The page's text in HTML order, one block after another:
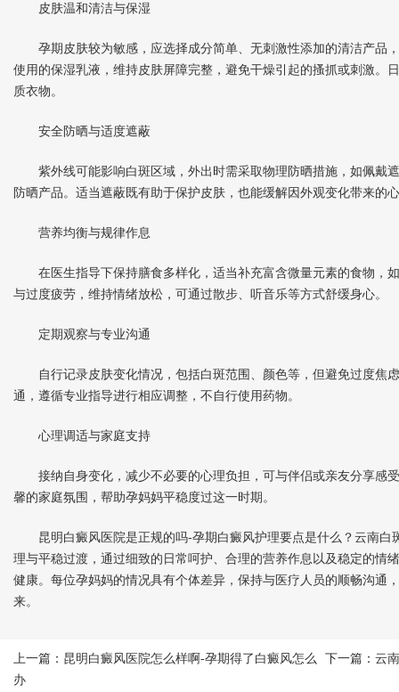
皮肤温和清洁与保湿
孕期皮肤较为敏感，应选择成分简单、无刺激性添加的清洁产品
使用的保湿乳液，维持皮肤屏障完整，避免干燥引起的搔抓或刺激。
质衣物。
安全防晒与适度遮蔽
紫外线可能影响白斑区域，外出时需采取物理防晒措施，如佩戴
防晒产品。适当遮蔽既有助于保护皮肤，也能缓解因外观变化带来的
营养均衡与规律作息
在医生指导下保持膳食多样化，适当补充富含微量元素的食物，
与过度疲劳，维持情绪放松，可通过散步、听音乐等方式舒缓身心。
定期观察与专业沟通
自行记录皮肤变化情况，包括白斑范围、颜色等，但避免过度焦
通，遵循专业指导进行相应调整，不自行使用药物。
心理调适与家庭支持
接纳自身变化，减少不必要的心理负担，可与伴侣或亲友分享感
馨的家庭氛围，帮助孕妈妈平稳度过这一时期。
昆明白癜风医院是正规的吗-孕期白癜风护理要点是什么？云南白
理与平稳过渡，通过细致的日常呵护、合理的营养作息以及稳定的情
健康。每位孕妈妈的情况具有个体差异，保持与医疗人员的顺畅沟通
来。
上一篇： 昆明白癜风医院怎么样啊-孕期得了白癜风怎么
办
下一篇： 云